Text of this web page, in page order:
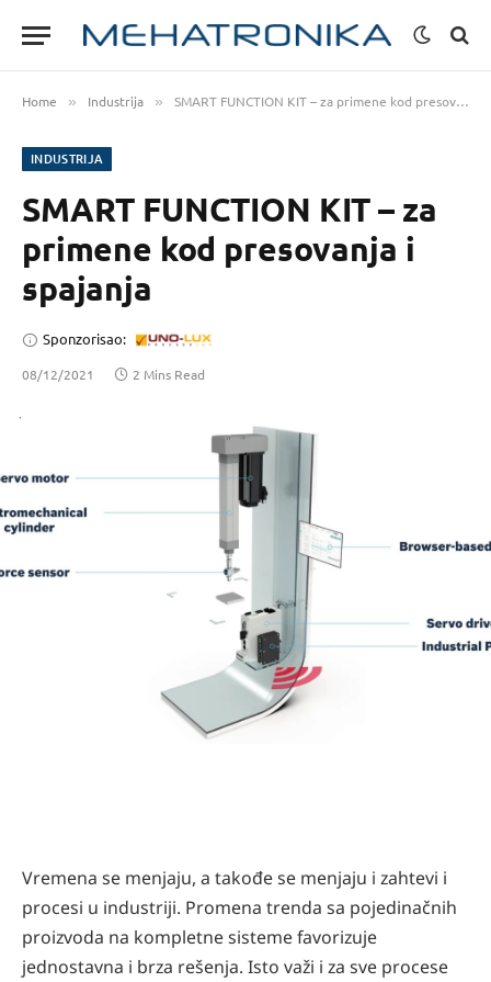
Home » Industrija » SMART FUNCTION KIT – za primene kod presovanja i spajanja
INDUSTRIJA
SMART FUNCTION KIT – za
primene kod presovanja i
spajanja
Sponzorisao:
08/12/2021 2 Mins Read
Vremena se menjaju, a takođe se menjaju i zahtevi i
procesi u industriji. Promena trenda sa pojedinačnih
proizvoda na kompletne sisteme favorizuje
jednostavna i brza rešenja. Isto važi i za sve procese